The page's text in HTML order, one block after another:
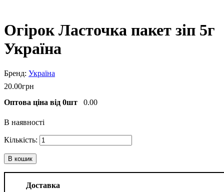
Огірок Ласточка пакет зіп 5г
Україна
Україна
20.00грн
Оптова ціна від 0шт
0.00
В наявності
В кошик
Доставка